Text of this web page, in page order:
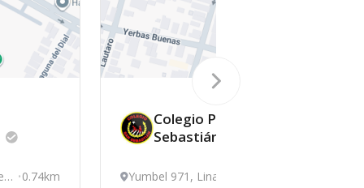
0.74km
Colegio Particular
Sebastián
Yumbel 971, Linares